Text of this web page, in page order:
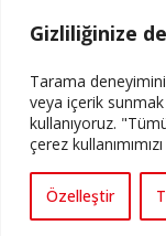
Gizliliğinize
Tarama
veya içerik
kullanıyoruz.
çerez
Özelleştir
cemaatin oluşması,
de Müslümanlar için
Yazının devamı
PERSPEKTIF’I